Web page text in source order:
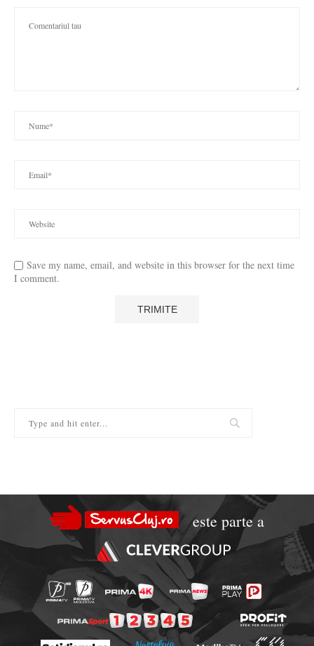
Save my name, email, and website in this browser for the next time
I comment.
este parte a